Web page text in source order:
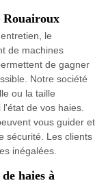
Rouairoux
le
de machines
de gagner
Notre société
ou la taille
de vos haies.
vous guider et
sécurité. Les clients
inégalées.
haies à